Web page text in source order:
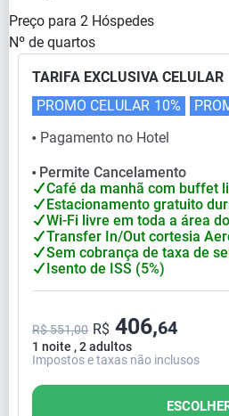
Preço para 2 Hóspedes
Nº de quartos
TARIFA EXCLUSIVA CELULAR
⬤ Pagamento no Hotel
PROMO CELULAR 10%
⬤
Permite Cancelamento
Café da manhã com buffet
Estacionamento gratuito
Wi-Fi livre em toda a área
Transfer In/Out cortesia
Sem cobrança de taxa de
Isento de ISS (5%)
1 noite , 2 adultos
R$ 551,00 R$ 406,64
Impostos e taxas não inclusos